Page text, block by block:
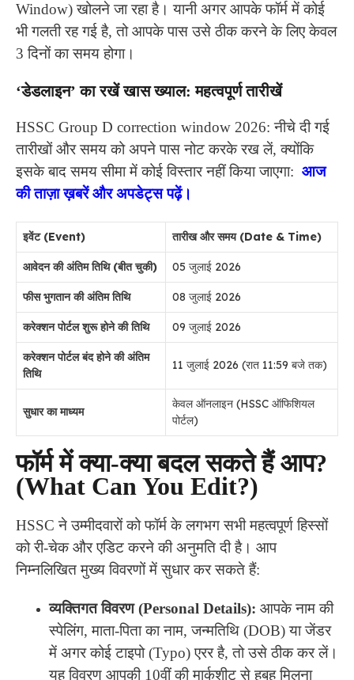
Window) खोलने जा रहा है। यानी अगर आपके फॉर्म में कोई
भी गलती रह गई है, तो आपके पास उसे ठीक करने के लिए केवल
3 दिनों का समय होगा।
‘डेडलाइन’ का रखें खास ख्याल: महत्वपूर्ण तारीखें
HSSC Group D correction window 2026: नीचे दी गई
तारीखों और समय को अपने पास नोट करके रख लें, क्योंकि
इसके बाद समय सीमा में कोई विस्तार नहीं किया जाएगा: आज
की ताज़ा ख़बरें और अपडेट्स पढ़ें।
इवेंट (Event) तारीख और समय (Date & Time)
आवेदन की अंतिम तिथि (बीत चुकी) 05 जुलाई 2026
फीस भुगतान की अंतिम तिथि 08 जुलाई 2026
करेक्शन पोर्टल शुरू होने की तिथि 09 जुलाई 2026
करेक्शन पोर्टल बंद होने की अंतिम
तिथि
11 जुलाई 2026 (रात 11:59 बजे तक)
सुधार का माध्यम
केवल ऑनलाइन (HSSC ऑफिशियल
पोर्टल)
फॉर्म में क्या-क्या बदल सकते हैं आप?
(What Can You Edit?)
HSSC ने उम्मीदवारों को फॉर्म के लगभग सभी महत्वपूर्ण हिस्सों
को री-चेक और एडिट करने की अनुमति दी है। आप
निम्नलिखित मुख्य विवरणों में सुधार कर सकते हैं:
व्यक्तिगत विवरण (Personal Details): आपके नाम की
स्पेलिंग, माता-पिता का नाम, जन्मतिथि (DOB) या जेंडर
में अगर कोई टाइपो (Typo) एरर है, तो उसे ठीक कर लें।
यह विवरण आपकी 10वीं की मार्कशीट से हूबहू मिलना